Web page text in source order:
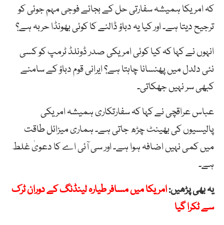
کہ امریکا ہمیشہ سفارتی حل کے بجائے فوجی مہم جوئی کو
ترجیح دیتا ہے۔ اور کیا یہ دباؤ ڈالنے کا کوئی بھونڈا حربہ ہے؟
انہوں نے کہا کہ کیا کوئی امریکی صدر ڈونلڈ ٹرمپ کو کسی
نئی دلدل میں پھنسانا چاہتا ہے؟ ایرانی قوم دباؤ کے سامنے
کبھی سر نہیں جھکاتی۔
عباس عراقچی نے کہا کہ سفارتکاری ہمیشہ امریکی
پالیسیوں کی بھینٹ چڑھ جاتی ہے۔ ہماری میزائل طاقت
میں کمی نہیں اضافہ ہوا ہے۔ اور سی آئی اے کا دعویٰ غلط
ہے۔
یہ بھی پڑھیں:امریکا میں مسافر طیارہ لینڈنگ کے دوران ٹرک
سے ٹکرا گیا